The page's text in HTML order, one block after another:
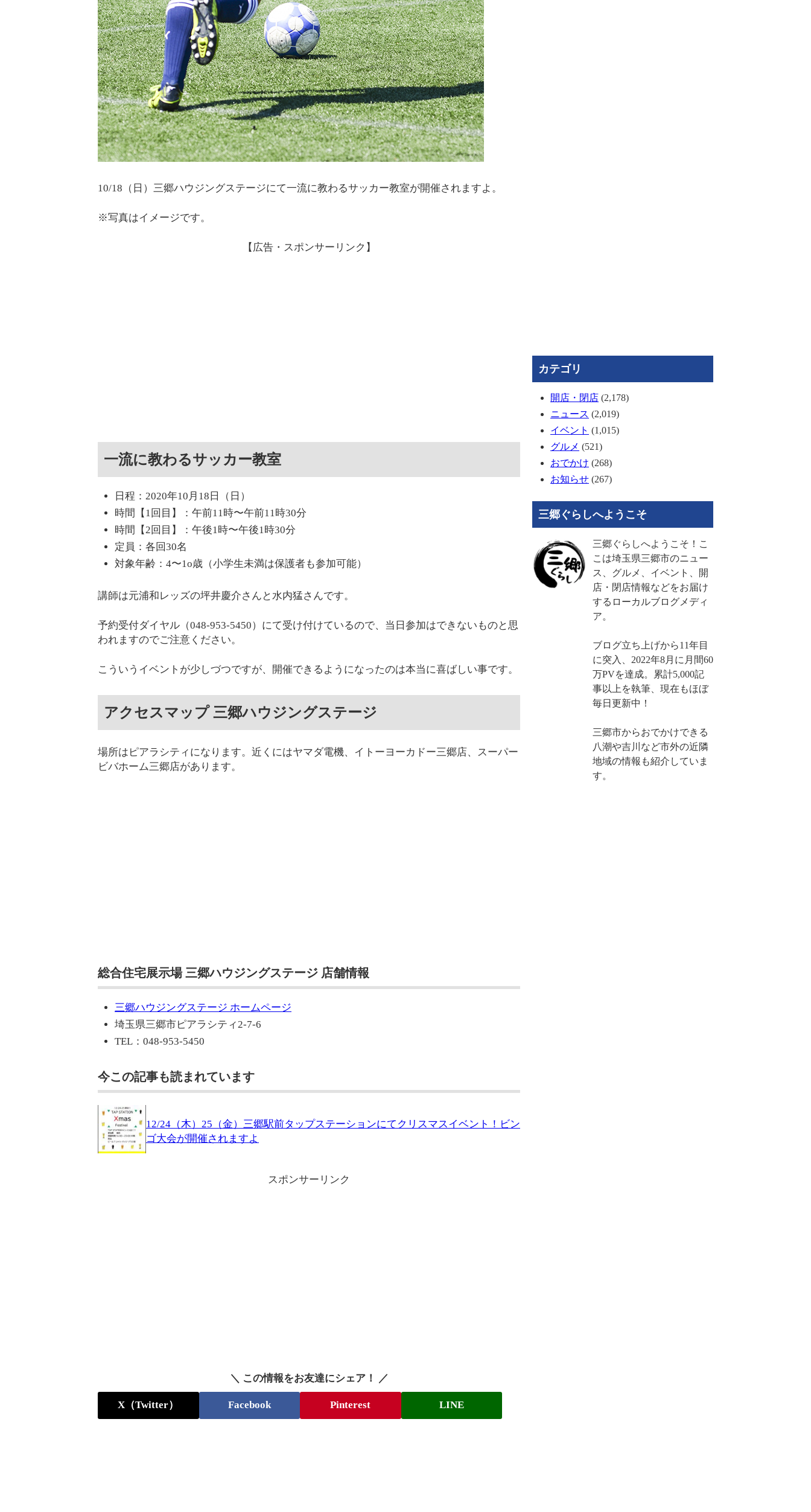
10/18（日）三郷ハウジングステージにて一流に教わるサッカー教室が開催されますよ。
※写真はイメージです。
【広告・スポンサーリンク】
一流に教わるサッカー教室
日程：2020年10月18日（日）
時間【1回目】：午前11時〜午前11時30分
時間【2回目】：午後1時〜午後1時30分
定員：各回30名
対象年齢：4〜1o歳（小学生未満は保護者も参加可能）
講師は元浦和レッズの坪井慶介さんと水内猛さんです。
予約受付ダイヤル（048-953-5450）にて受け付けているので、当日参加はできないものと思
われますのでご注意ください。
こういうイベントが少しづつですが、開催できるようになったのは本当に喜ばしい事です。
アクセスマップ 三郷ハウジングステージ
場所はピアラシティになります。近くにはヤマダ電機、イトーヨーカドー三郷店、スーパー
ビバホーム三郷店があります。
総合住宅展示場 三郷ハウジングステージ 店舗情報
三郷ハウジングステージ ホームページ
埼玉県三郷市ピアラシティ2-7-6
TEL：048-953-5450
今この記事も読まれています
12/24（木）25（金）三郷駅前タップステーションにてクリスマスイベント！ビン
ゴ大会が開催されますよ
スポンサーリンク
＼ この情報をお友達にシェア！ ／
X（Twitter） Facebook Pinterest LINE
カテゴリ
開店・閉店 (2,178)
ニュース (2,019)
イベント (1,015)
グルメ (521)
おでかけ (268)
お知らせ (267)
三郷ぐらしへようこそ
三郷ぐらしへようこそ！こ
こは埼玉県三郷市のニュー
ス、グルメ、イベント、開
店・閉店情報などをお届け
するローカルブログメディ
ア。
ブログ立ち上げから11年目
に突入、2022年8月に月間60
万PVを達成。累計5,000記
事以上を執筆、現在もほぼ
毎日更新中！
三郷市からおでかけできる
八潮や吉川など市外の近隣
地域の情報も紹介していま
す。